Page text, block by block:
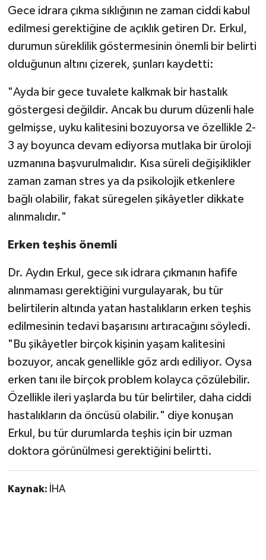
Gece idrara çıkma sıklığının ne zaman ciddi kabul
edilmesi gerektiğine de açıklık getiren Dr. Erkul,
durumun süreklilik göstermesinin önemli bir belirti
olduğunun altını çizerek, şunları kaydetti:
"Ayda bir gece tuvalete kalkmak bir hastalık
göstergesi değildir. Ancak bu durum düzenli hale
gelmişse, uyku kalitesini bozuyorsa ve özellikle 2-
3 ay boyunca devam ediyorsa mutlaka bir üroloji
uzmanına başvurulmalıdır. Kısa süreli değişiklikler
zaman zaman stres ya da psikolojik etkenlere
bağlı olabilir, fakat süregelen şikâyetler dikkate
alınmalıdır."
Erken teşhis önemli
Dr. Aydın Erkul, gece sık idrara çıkmanın hafife
alınmaması gerektiğini vurgulayarak, bu tür
belirtilerin altında yatan hastalıkların erken teşhis
edilmesinin tedavi başarısını artıracağını söyledi.
"Bu şikâyetler birçok kişinin yaşam kalitesini
bozuyor, ancak genellikle göz ardı ediliyor. Oysa
erken tanı ile birçok problem kolayca çözülebilir.
Özellikle ileri yaşlarda bu tür belirtiler, daha ciddi
hastalıkların da öncüsü olabilir." diye konuşan
Erkul, bu tür durumlarda teşhis için bir uzman
doktora görünülmesi gerektiğini belirtti.
Kaynak: İHA